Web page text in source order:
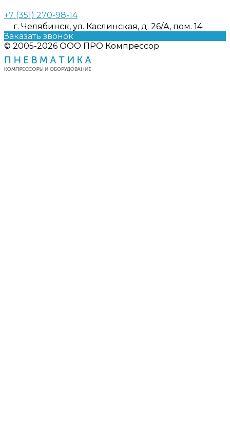
+7 (351) 270-98-14
г. Челябинск, ул. Каслинская, д. 26/А, пом. 14
Заказать звонок
© 2005-2026 ООО ПРО Компрессор